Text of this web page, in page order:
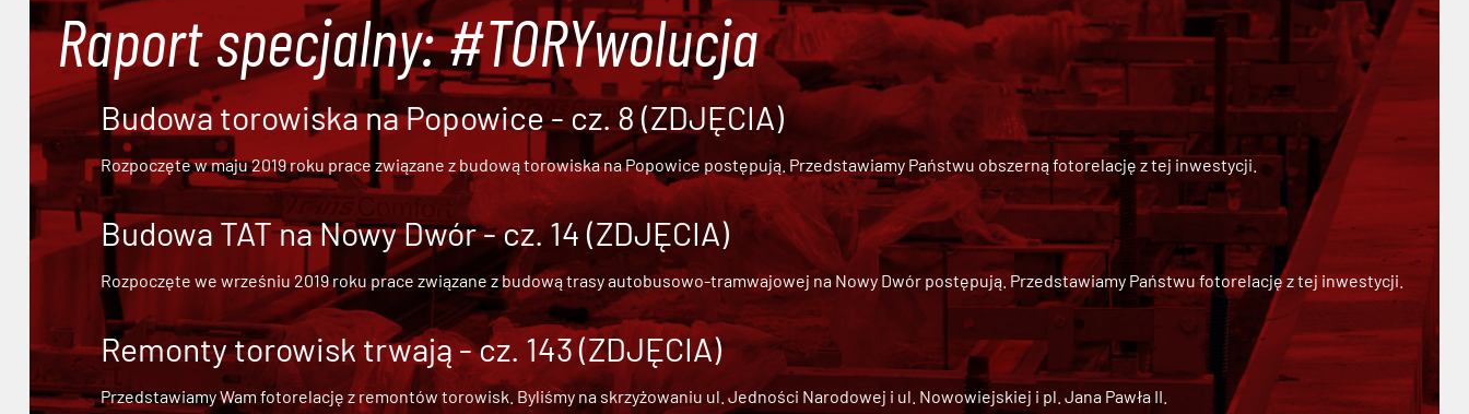
Raport specjalny: #TORYwolucja
Budowa torowiska na Popowice - cz. 8 (ZDJĘCIA)
Rozpoczęte w maju 2019 roku prace związane z budową torowiska na Popowice postępują. Przedstawiamy Państwu obszerną fotorelację z tej inwestycji.
Budowa TAT na Nowy Dwór - cz. 14 (ZDJĘCIA)
Rozpoczęte we wrześniu 2019 roku prace związane zbudową trasy autobusowo-tramwajowej na Nowy Dwórpostępują. Przedstawiamy Państwu fotorelację z tej inwestycji.
Remonty torowisk trwają - cz. 143 (ZDJĘCIA)
Przedstawiamy Wam fotorelację z remontów torowisk. Byliśmy na skrzyżowaniu ul. Jedności Narodowej i ul. Nowowiejskiej i pl. Jana Pawła II.